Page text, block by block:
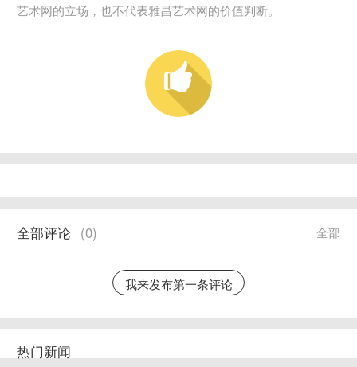
艺术网的立场，也不代表雅昌艺术网的价值判断。
全部
全部评论 (0)
我来发布第一条评论
热门新闻